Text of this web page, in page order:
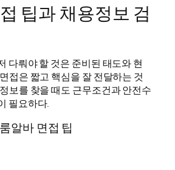
팁과 채용정보 검
다뤄야 할 것은 준비된 태도와 현
접은 짧고 핵심을 잘 전달하는 것
보를 찾을 때도 근무조건과 안전수
필요하다.
알바 면접 팁